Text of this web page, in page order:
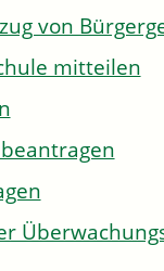
von
mitteilen